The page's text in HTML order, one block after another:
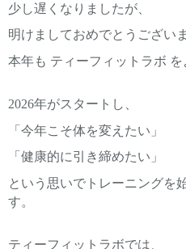
少し遅くなりましたが、
明けましておめでとうございま
本年も ティーフィットラボ を
2026年がスタートし、
「今年こそ体を変えたい」
「健康的に引き締めたい」
という思いでトレーニングを
す。
ティーフィットラボでは、